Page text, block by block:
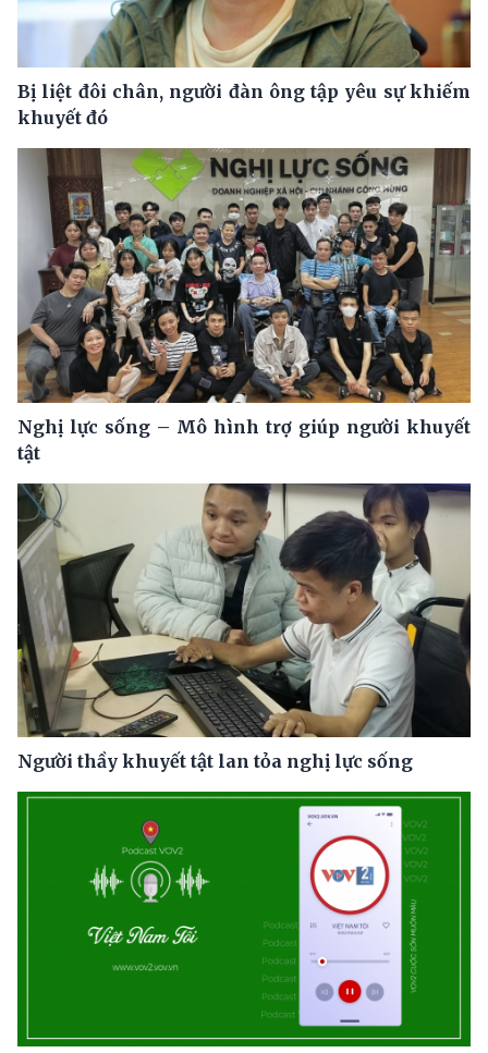
Bị liệt đôi chân, người đàn ông tập yêu sự khiếm
khuyết đó
Nghị lực sống – Mô hình trợ giúp người khuyết
tật
Người thầy khuyết tật lan tỏa nghị lực sống